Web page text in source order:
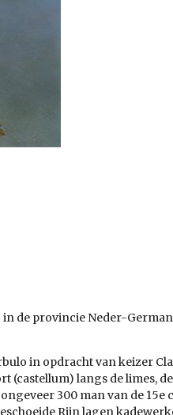
de provincie Neder-
in opdracht vankeizer
(castellum) langs delimes,
300 man van de
Rijn lagen